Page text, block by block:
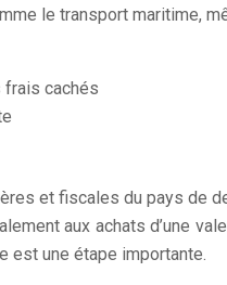
le transport maritime,
frais cachés
et fiscales du pays de
aux achats d’une
est une étape importante.